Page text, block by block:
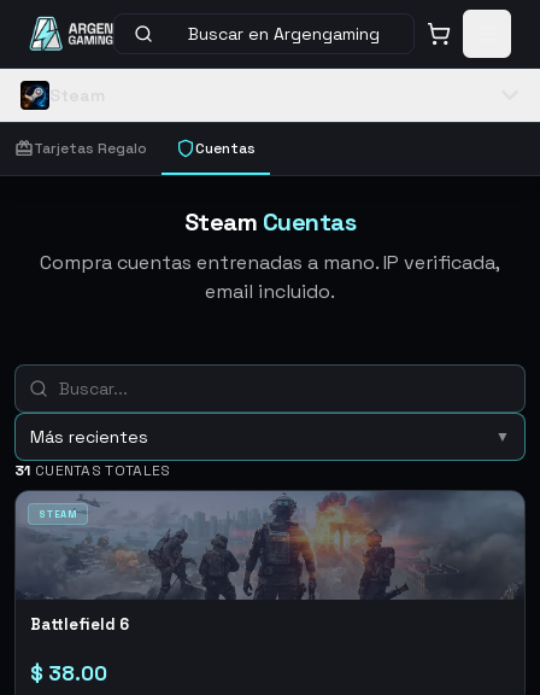
Buscar en Argengaming
Tarjetas Regalo Cuentas
Steam Cuentas
Compra cuentas entrenadas a mano. IP verificada,
email incluido.
Más recientes
▼
31 CUENTAS TOTALES
STEAM
Battlefield 6
$ 38.00